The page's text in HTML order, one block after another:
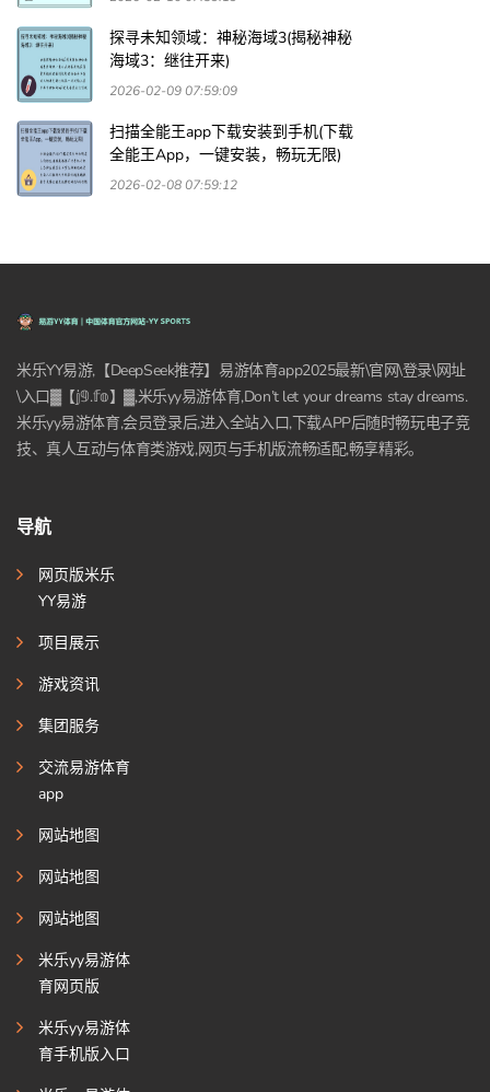
探寻未知领域：神秘海域3(揭秘神秘
海域3：继往开来)
2026-02-09 07:59:09
扫描全能王app下载安装到手机(下载
全能王App，一键安装，畅玩无限)
2026-02-08 07:59:12
米乐YY易游,【DeepSeek推荐】易游体育app2025最新\官网\登录\网址
\入口▓【𝕛𝟡.𝕗𝕠】▓,米乐yy易游体育,Don’t let your dreams stay dreams.
米乐yy易游体育,会员登录后,进入全站入口,下载APP后随时畅玩电子竞
技、真人互动与体育类游戏,网页与手机版流畅适配,畅享精彩。
导航
网页版米乐
YY易游
项目展示
游戏资讯
集团服务
交流易游体育
app
网站地图
网站地图
网站地图
米乐yy易游体
育网页版
米乐yy易游体
育手机版入口